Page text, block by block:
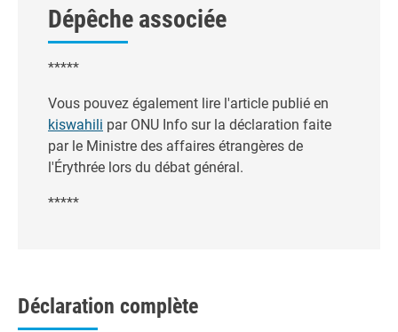
Dépêche associée
*****
Vous pouvez également lire l'article publié en
kiswahili par ONU Info sur la déclaration faite
par le Ministre des affaires étrangères de
l'Érythrée lors du débat général.
*****
Déclaration complète